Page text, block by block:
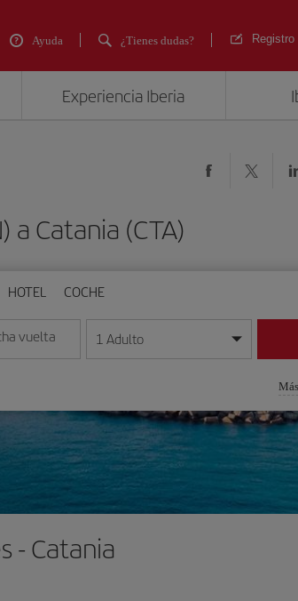
Ayuda ¿Tienes dudas? Registro
Experiencia Iberia
a Catania (CTA)
HOTEL COCHE
día/mes/año
vuelta
la fecha en formato día/mes/año
1 Adulto
- Catania